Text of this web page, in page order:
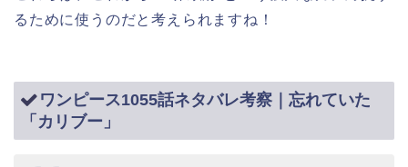
るために使うのだと考えられますね！
ワンピース1055話ネタバレ考察｜忘れていた
「カリブー」